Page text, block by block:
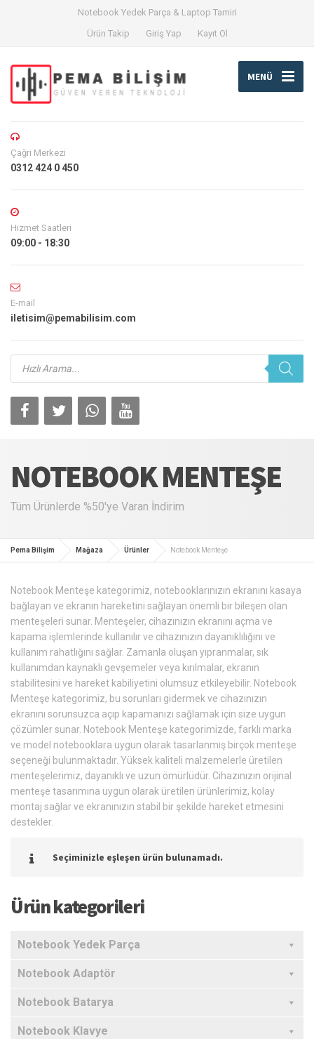
Notebook Yedek Parça & Laptop Tamiri
Ürün Takip
Giriş Yap Kayıt Ol
MENÜ
Çağrı Merkezi
0312 424 0 450
Hizmet Saatleri
09:00 - 18:30
E-mail
iletisim@pemabilisim.com
Products
search
NOTEBOOK MENTEŞE
Tüm Ürünlerde %50'ye Varan İndirim
Pema Bilişim Mağaza Ürünler Notebook Menteşe
Notebook Menteşe kategorimiz, notebooklarınızın ekranını kasaya
bağlayan ve ekranın hareketini sağlayan önemli bir bileşen olan
menteşeleri sunar. Menteşeler, cihazınızın ekranını açma ve
kapama işlemlerinde kullanılır ve cihazınızın dayanıklılığını ve
kullanım rahatlığını sağlar. Zamanla oluşan yıpranmalar, sık
kullanımdan kaynaklı gevşemeler veya kırılmalar, ekranın
stabilitesini ve hareket kabiliyetini olumsuz etkileyebilir. Notebook
Menteşe kategorimiz, bu sorunları gidermek ve cihazınızın
ekranını sorunsuzca açıp kapamanızı sağlamak için size uygun
çözümler sunar. Notebook Menteşe kategorimizde, farklı marka
ve model notebooklara uygun olarak tasarlanmış birçok menteşe
seçeneği bulunmaktadır. Yüksek kaliteli malzemelerle üretilen
menteşelerimiz, dayanıklı ve uzun ömürlüdür. Cihazınızın orijinal
menteşe tasarımına uygun olarak üretilen ürünlerimiz, kolay
montaj sağlar ve ekranınızın stabil bir şekilde hareket etmesini
destekler.
Seçiminizle eşleşen ürün bulunamadı.
Ürün kategorileri
Notebook Yedek Parça
Notebook Adaptör
Notebook Batarya
Notebook Klavye